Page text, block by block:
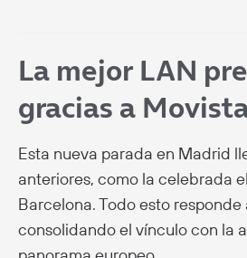
La mejor LAN
gracias a
Esta nueva parada en Madrid
anteriores, como la celebrada
Barcelona. Todo esto
consolidando el vínculo con la